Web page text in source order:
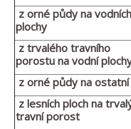
z orné půdy na vodních
plochy
z trvalého travního
porostu na vodní
z orné půdy na ostatní
z lesních ploch na
travní porost